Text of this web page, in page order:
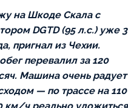
на Шкоде Скала с
DGTD (95 л.с.) уже 3
пригнал из Чехии.
перевалил за 120
Машина очень радует
— по трассе на